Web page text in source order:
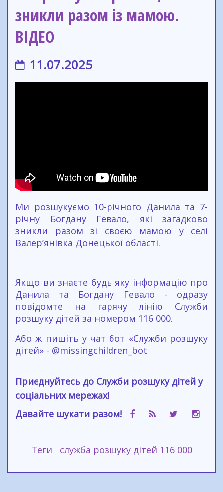
зникли разом із мамою.
ВІДЕО
11.07.2025
Ми розшукуємо 10-річного Данила та 7-
річну Богдану Гевало, які загадково
зникли разом зі своєю мамою у селі
Валер’янівка Донецької області.
Якщо ви знаєте будь яку інформацію про
Данила та Богдану Гевало - одразу
повідомте на гарячу лінію Служби
розшуку дітей за номером 116 000.
Або ж пишіть у чат бот «Служби розшуку
дітей» - @missingchildren_bot
Приєднуйтесь до Служби розшуку дітей у
соціальних мережах!
Давайте шукати разом!
Теги служба розшуку дітей 116 000